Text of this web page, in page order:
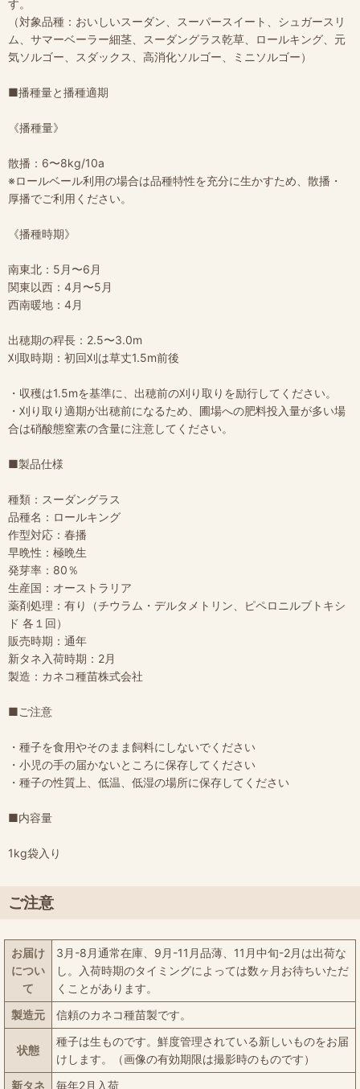
す。
（対象品種：おいしいスーダン、スーパースイート、シュガースリ
ム、サマーベーラー細茎、スーダングラス乾草、ロールキング、元
気ソルゴー、スダックス、高消化ソルゴー、ミニソルゴー）
■播種量と播種適期
《播種量》
散播：6〜8kg/10a
※ロールベール利用の場合は品種特性を充分に生かすため、散播・
厚播でご利用ください。
《播種時期》
南東北：5月〜6月
関東以西：4月〜5月
西南暖地：4月
出穂期の稈長：2.5〜3.0m
刈取時期：初回刈は草丈1.5m前後
・収穫は1.5mを基準に、出穂前の刈り取りを励行してください。
・刈り取り適期が出穂前になるため、圃場への肥料投入量が多い場
合は硝酸態窒素の含量に注意してください。
■製品仕様
種類：スーダングラス
品種名：ロールキング
作型対応：春播
早晩性：極晩生
発芽率：80％
生産国：オーストラリア
薬剤処理：有り（チウラム・デルタメトリン、ピペロニルブトキシ
ド 各１回）
販売時期：通年
新タネ入荷時期：2月
製造：カネコ種苗株式会社
■ご注意
・種子を食用やそのまま飼料にしないでください
・小児の手の届かないところに保存してください
・種子の性質上、低温、低湿の場所に保存してください
■内容量
1kg袋入り
ご注意
お届け
につい
て
3月-8月通常在庫、9月-11月品薄、11月中旬-2月は出荷な
し。入荷時期のタイミングによっては数ヶ月お待ちいただ
くことがあります。
製造元
信頼のカネコ種苗製です。
状態
種子は生ものです。鮮度管理されている新しいものをお届
けします。（画像の有効期限は撮影時のものです）
新タネ
毎年2月入荷